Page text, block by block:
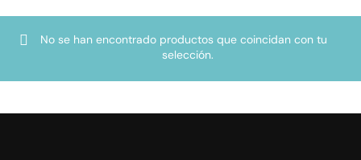
No se han encontrado productos que coincidan con tu
selección.